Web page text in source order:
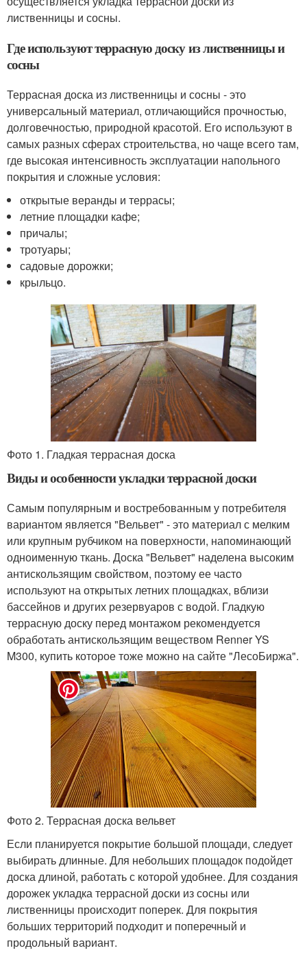
лиственницы и сосны.
Где используют террасную доску из лиственницы и
сосны
Террасная доска из лиственницы и сосны - это
универсальный материал, отличающийся прочностью,
долговечностью, природной красотой. Его используют в
самых разных сферах строительства, но чаще всего там,
где высокая интенсивность эксплуатации напольного
покрытия и сложные условия:
открытые веранды и террасы;
летние площадки кафе;
причалы;
тротуары;
садовые дорожки;
крыльцо.
Фото 1. Гладкая террасная доска
Виды и особенности укладки террасной доски
Самым популярным и востребованным у потребителя
вариантом является "Вельвет" - это материал с мелким
или крупным рубчиком на поверхности, напоминающий
одноименную ткань. Доска "Вельвет" наделена высоким
антискользящим свойством, поэтому ее часто
используют на открытых летних площадках, вблизи
бассейнов и других резервуаров с водой. Гладкую
террасную доску перед монтажом рекомендуется
обработать антискользящим веществом Renner YS
M300, купить которое тоже можно на сайте "ЛесоБиржа".
Фото 2. Террасная доска вельвет
Если планируется покрытие большой площади, следует
выбирать длинные. Для небольших площадок подойдет
доска длиной, работать с которой удобнее. Для создания
дорожек укладка террасной доски из сосны или
лиственницы происходит поперек. Для покрытия
больших территорий подходит и поперечный и
продольный вариант.